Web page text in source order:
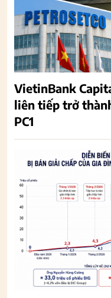
VietinBank
liên tiếp trở
PC1